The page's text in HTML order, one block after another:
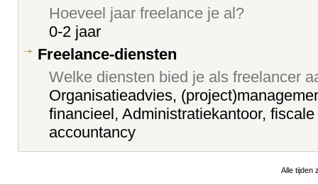
Hoeveel jaar freelance je al?
0-2 jaar
Freelance-diensten
Welke diensten bied je als freelancer
Organisatieadvies,
financieel, Administratiekantoor,
accountancy
Alle tijden